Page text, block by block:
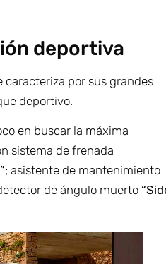
deportiva
caracteriza por sus grandes
deportivo.
en buscar la máxima
sistema de frenada
; asistente de mantenimiento
de ángulo muerto